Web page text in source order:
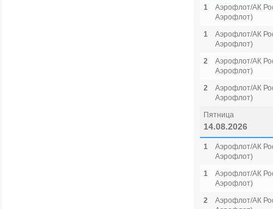
1
Аэрофлот/АК
Аэрофлот)
1
Аэрофлот/АК
Аэрофлот)
2
Аэрофлот/АК
Аэрофлот)
2
Аэрофлот/АК
Аэрофлот)
Пятница
14.08.2026
1
Аэрофлот/АК
Аэрофлот)
1
Аэрофлот/АК
Аэрофлот)
2
Аэрофлот/АК